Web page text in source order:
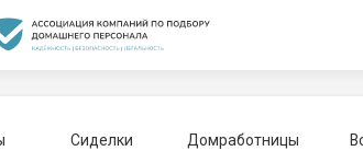
Сиделки Домработницы